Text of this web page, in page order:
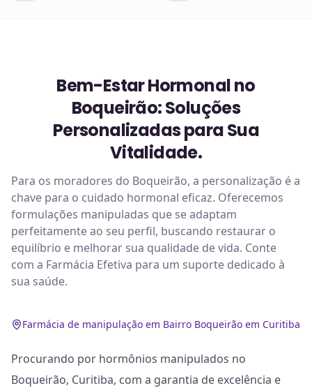
Bem-Estar Hormonal no
Boqueirão: Soluções
Personalizadas para Sua
Vitalidade.
Para os moradores do Boqueirão, a personalização é a
chave para o cuidado hormonal eficaz. Oferecemos
formulações manipuladas que se adaptam
perfeitamente ao seu perfil, buscando restaurar o
equilíbrio e melhorar sua qualidade de vida. Conte
com a Farmácia Efetiva para um suporte dedicado à
sua saúde.
Farmácia de manipulação em Bairro Boqueirão em Curitiba
Procurando por hormônios manipulados no
Boqueirão, Curitiba, com a garantia de excelência e